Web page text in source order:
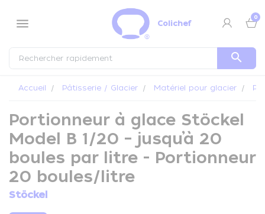
menu Colichef
0
search
Accueil Pâtisserie / Glacier Matériel pour glacier
Portionneur à glace Stöckel
Model B 1/20 – jusqu’à 20
boules par litre - Portionneur
20 boules/litre
Stöckel